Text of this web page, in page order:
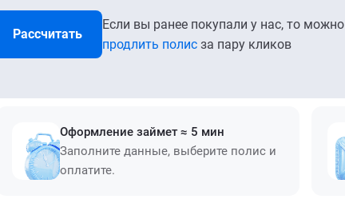
Рассчитать
Если вы ранее покупали у нас, то можно
продлить полис за пару кликов
Оформление займет ≈ 5 мин
Заполните данные, выберите полис и
оплатите.